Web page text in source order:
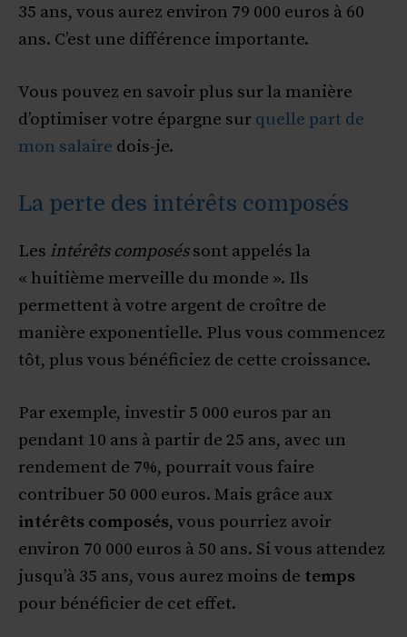
35 ans, vous aurez environ 79 000 euros à 60
ans. C’est une différence importante.
Vous pouvez en savoir plus sur la manière
d’optimiser votre épargne sur quelle part de
mon salaire dois-je.
La perte des intérêts composés
Les intérêts composéssont appelés la
« huitième merveille du monde ». Ils
permettent à votre argent de croître de
manière exponentielle. Plus vous commencez
tôt, plus vous bénéficiez de cette croissance.
Par exemple, investir 5 000 euros par an
pendant 10 ans à partir de 25 ans, avec un
rendement de 7%, pourrait vous faire
contribuer 50 000 euros. Mais grâce aux
intérêts composés, vous pourriez avoir
environ 70 000 euros à 50 ans. Si vous attendez
jusqu’à 35 ans, vous aurez moins de temps
pour bénéficier de cet effet.